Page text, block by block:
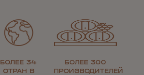
БОЛЕЕ 34
СТРАН В
БОЛЕЕ 300
ПРОИЗВОДИТЕЛЕЙ